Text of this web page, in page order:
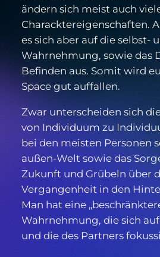
ändern sich meist auch
Characktereigenschaften.
es sich aber auf die selbst-
Wahrnehmung, sowie das
Befinden aus. Somit wird
Space gut auffallen.
Zwar unterscheiden sich
von Individuum zu
bei den meisten Personen
außen-Welt sowie das
Zukunft und Grübeln über
Vergangenheit in den
Man hat eine
Wahrnehmung, die sich
und die des Partners